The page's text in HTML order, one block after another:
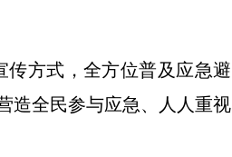
方式，全方位普及应急避
造全民参与应急、人人重视